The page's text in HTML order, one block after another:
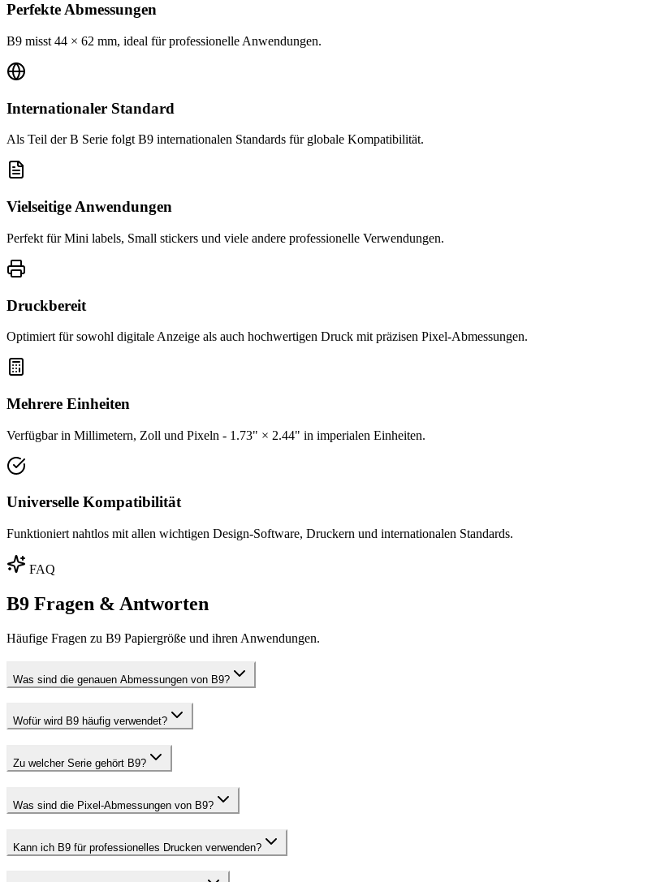
Perfekte Abmessungen
B9 misst 44 × 62 mm, ideal für professionelle Anwendungen.
Internationaler Standard
Als Teil der B Serie folgt B9 internationalen Standards für globale Kompatibilität.
Vielseitige Anwendungen
Perfekt für Mini labels, Small stickers und viele andere professionelle Verwendungen.
Druckbereit
Optimiert für sowohl digitale Anzeige als auch hochwertigen Druck mit präzisen Pixel-Abmessungen.
Mehrere Einheiten
Verfügbar in Millimetern, Zoll und Pixeln - 1.73" × 2.44" in imperialen Einheiten.
Universelle Kompatibilität
Funktioniert nahtlos mit allen wichtigen Design-Software, Druckern und internationalen Standards.
FAQ
B9 Fragen & Antworten
Häufige Fragen zu B9 Papiergröße und ihren Anwendungen.
Was sind die genauen Abmessungen von B9?
Wofür wird B9 häufig verwendet?
Zu welcher Serie gehört B9?
Was sind die Pixel-Abmessungen von B9?
Kann ich B9 für professionelles Drucken verwenden?